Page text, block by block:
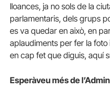
lloances, ja no sols de la
parlamentaris, dels grups
es va quedar en això, en
aplaudiments per fer la foto
en cap fet que diguis, aquí
Esperàveu més de